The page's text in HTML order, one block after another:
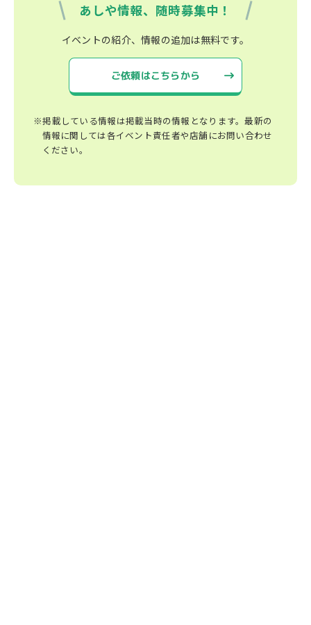
あしや情報、随時募集中！
イベントの紹介、情報の追加は無料です。
ご依頼はこちらから
※掲載している情報は掲載当時の情報となります。最新の
情報に関しては各イベント責任者や店舗にお問い合わせ
ください。